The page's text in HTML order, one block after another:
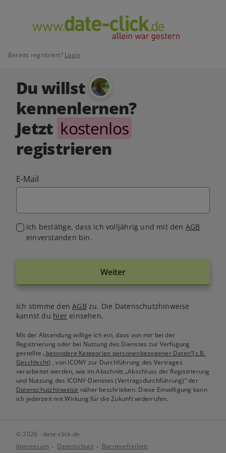
Bereits registriert? Login
Du willst
kennenlernen?
Jetzt kostenlos
registrieren
E-Mail
Ich bestätige, dass ich volljährig und mit den AGB
einverstanden bin.
Weiter
Ich stimme denAGB zu. Die Datenschutzhinweise
kannst du hiereinsehen.
Mit der Absendung willige ich ein, dass von mir bei der
Registrierung oder bei Nutzung des Dienstes zur Verfügung
gestellte„besondere Kategorien personenbezogener Daten“(z.B.
Geschlecht) , von ICONY zur Durchführung des Vertrages
verarbeitet werden, wie im Abschnitt „Abschluss der Registrierung
und Nutzung des ICONY-Dienstes (Vertragsdurchführung)“ der
Datenschutzhinweise näher beschrieben. Diese Einwilligung kann
ich jederzeit mit Wirkung für die Zukunft widerrufen.
© 2026 - date-click.de
Impressum
Datenschutz Barrierefreiheit